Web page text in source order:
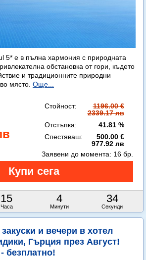
5* е в пълна хармония с природната
обстановка от гори, където
и традиционните природни
място. Още...
Стойност:
1196.00 €
2339.17 лв
Отстъпка:
41.81 %
Спестяваш:
500.00 €
977.92 лв
15
Часа
4
Минути
33
Секунди
Заявени до момента: 16 бр.
и вечери в хотел
Гърция през Август!
безплатно!